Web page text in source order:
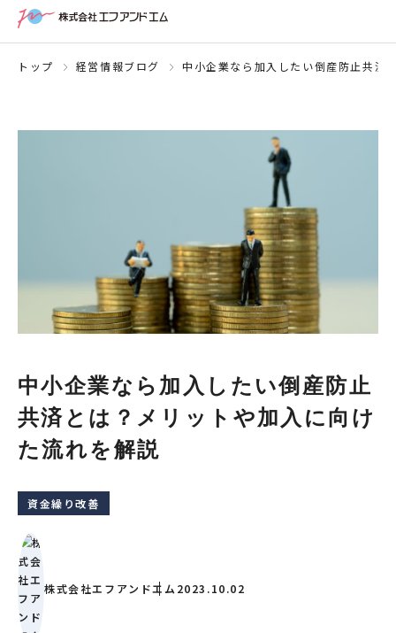
トップ 経営情報ブログ 中小企業なら加入したい倒産防止共済
中小企業なら加入したい倒産防止
共済とは？メリットや加入に向け
た流れを解説
資金繰り改善
株式会社エフアンドエム 2023.10.02